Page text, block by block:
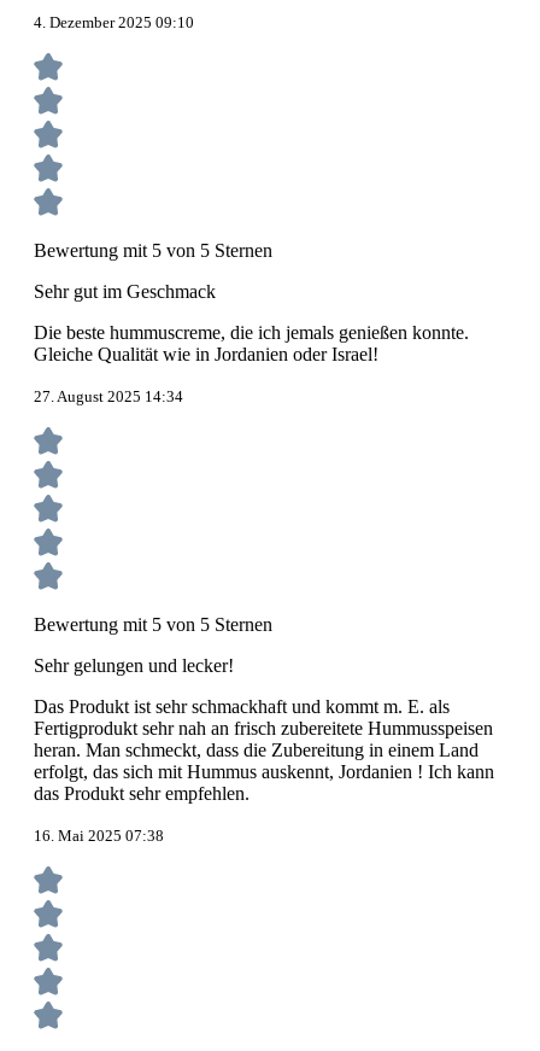
4. Dezember 2025 09:10
Bewertung mit 5 von 5 Sternen
Sehr gut im Geschmack
Die beste hummuscreme, die ich jemals genießen konnte.
Gleiche Qualität wie in Jordanien oder Israel!
27. August 2025 14:34
Bewertung mit 5 von 5 Sternen
Sehr gelungen und lecker!
Das Produkt ist sehr schmackhaft und kommt m. E. als
Fertigprodukt sehr nah an frisch zubereitete Hummusspeisen
heran. Man schmeckt, dass die Zubereitung in einem Land
erfolgt, das sich mit Hummus auskennt, Jordanien ! Ich kann
das Produkt sehr empfehlen.
16. Mai 2025 07:38